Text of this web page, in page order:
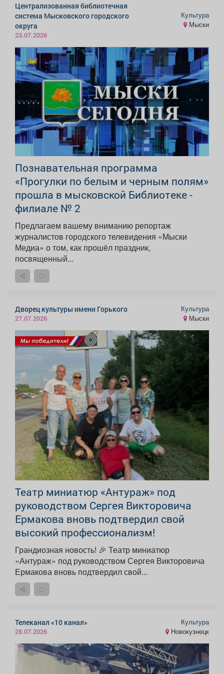
Централизованная библиотечная
система Мысковского городского
округа
23.07.2026
Культура
Мыски
Познавательная программа
«Прогулки по белым и черным полям»
прошла в мысковской Библиотеке -
филиале № 2
Предлагаем вашему вниманию репортаж
журналистов городского телевидения «Мыски
Медиа» о том, как прошёл праздник,
посвященный...
Дворец культуры имени Горького
27.07.2026
Культура
Мыски
Театр миниатюр «Антураж» под
руководством Сергея Викторовича
Ермакова вновь подтвердил свой
высокий профессионализм!
Грандиозная новость! 🎉 Театр миниатюр
«Антураж» под руководством Сергея Викторовича
Ермакова вновь подтвердил свой...
Телеканал «10 канал»
28.07.2026
Культура
Новокузнецк